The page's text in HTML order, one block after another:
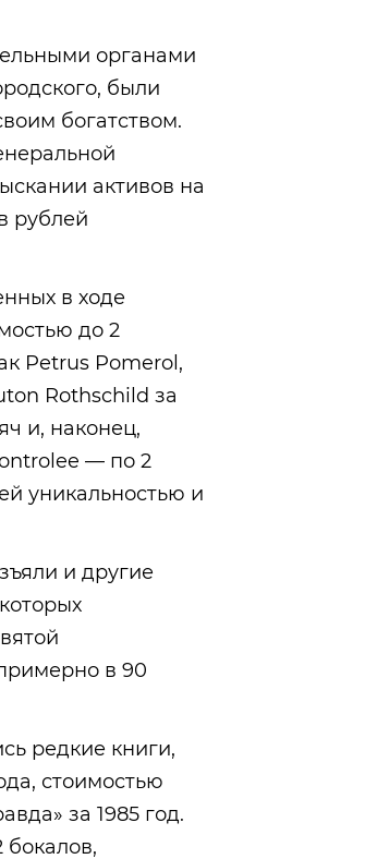
органами
были
богатством.
активов на
рублей
в ходе
до 2
Petrus Pomerol,
Rothschild за
и, наконец,
— по 2
уникальностью и
и другие
в 90
редкие книги,
стоимостью
за 1985 год.
бокалов,